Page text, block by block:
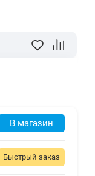
В магазин
Быстрый заказ